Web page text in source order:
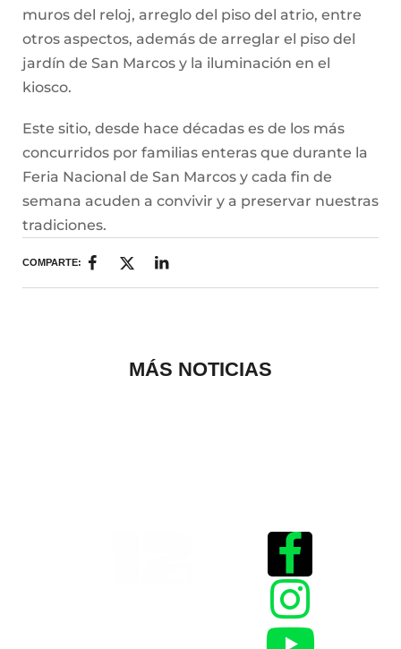
muros del reloj, arreglo del piso del atrio, entre
otros aspectos, además de arreglar el piso del
jardín de San Marcos y la iluminación en el
kiosco.
Este sitio, desde hace décadas es de los más
concurridos por familias enteras que durante la
Feria Nacional de San Marcos y cada fin de
semana acuden a convivir y a preservar nuestras
tradiciones.
COMPARTE:
MÁS NOTICIAS